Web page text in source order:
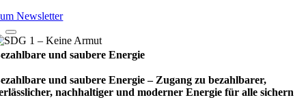
Newsletter
und saubere Energie
und saubere Energie – Zugang zu bezahlbarer,
nachhaltiger und moderner Energie für alle sichern